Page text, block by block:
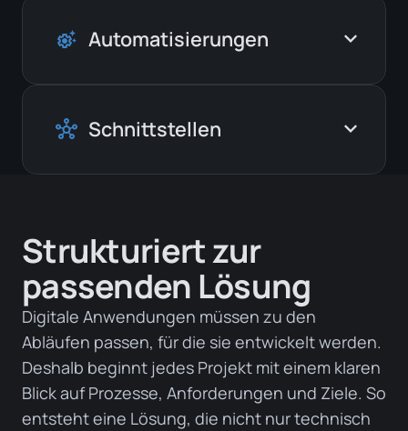
Zentrale Zugänge für Kunden, Mitarbeitende
oder Partner. Informationen, Aufgaben und
settings_suggest Automatisierungen expand_more
Wiederkehrende Aufgaben werden zuverlässig
im Hintergrund ausgeführt. Das reduziert
hub Schnittstellen expand_more
mehrfach gepflegt oder manuell übertragen
werden müssen.
Strukturiert zur
passenden Lösung
Digitale Anwendungen müssen zu den
Abläufen passen, für die sie entwickelt werden.
Deshalb beginnt jedes Projekt mit einem klaren
Blick auf Prozesse, Anforderungen und Ziele. So
entsteht eine Lösung, die nicht nur technisch